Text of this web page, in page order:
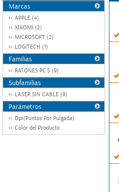
Marcas
APPLE (4)
XIAOMI (2)
MICROSOFT (2)
LOGITECH (1)
Familias
RATONES PC´S (9)
Subfamilias
LASER SIN CABLE (9)
Parámetros
Dpi(Puntos Por Pulgada)
Color del Producto